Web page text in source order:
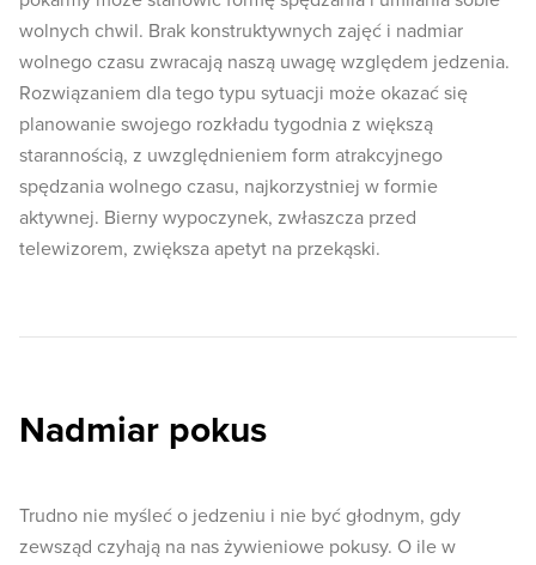
wolnych chwil. Brak konstruktywnych zajęć i nadmiar
wolnego czasu zwracają naszą uwagę względem jedzenia.
Rozwiązaniem dla tego typu sytuacji może okazać się
planowanie swojego rozkładu tygodnia z większą
starannością, z uwzględnieniem form atrakcyjnego
spędzania wolnego czasu, najkorzystniej w formie
aktywnej. Bierny wypoczynek, zwłaszcza przed
telewizorem, zwiększa apetyt na przekąski.
Nadmiar pokus
Trudno nie myśleć o jedzeniu i nie być głodnym, gdy
zewsząd czyhają na nas żywieniowe pokusy. O ile w